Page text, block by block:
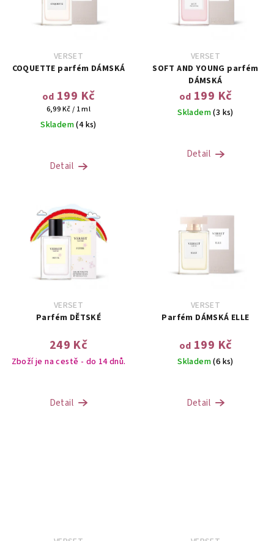
VERSET
COQUETTE parfém DÁMSKÁ
od 199 Kč
Měrná
cena:
6,99 Kč / 1 ml
Skladem(4 ks)
Detail
VERSET
SOFT AND YOUNG parfém
DÁMSKÁ
od 199 Kč
Skladem(3 ks)
Detail
VERSET
Parfém DĚTSKÉ
249 Kč
Zboží je na cestě - do 14 dnů.
Detail
VERSET
Parfém DÁMSKÁ ELLE
od 199 Kč
Skladem(6 ks)
Detail